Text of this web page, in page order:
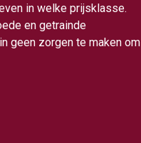
in welke prijsklasse.
en getrainde
geen zorgen te maken om